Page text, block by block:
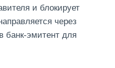
и блокирует
через
банк-эмитент для